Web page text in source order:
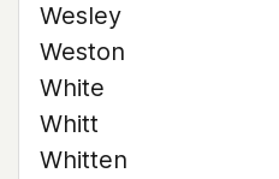
Wesley
Weston
White
Whitt
Whitten